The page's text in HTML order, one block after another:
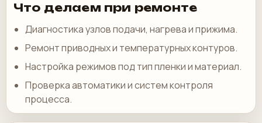
Что делаем при ремонте
Диагностика узлов подачи, нагрева и прижима.
Ремонт приводных и температурных контуров.
Настройка режимов под тип пленки и материал.
Проверка автоматики и систем контроля
процесса.